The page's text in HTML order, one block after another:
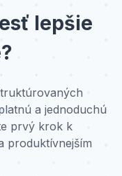
lepšie
a jednoduchú
prvý krok k
produktívnejším